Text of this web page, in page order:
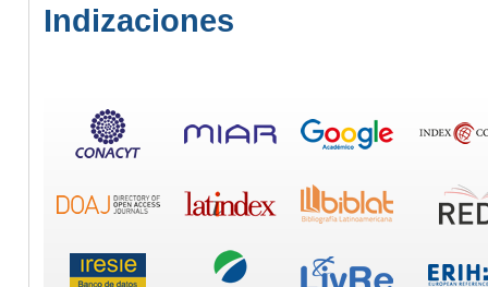
Indizaciones